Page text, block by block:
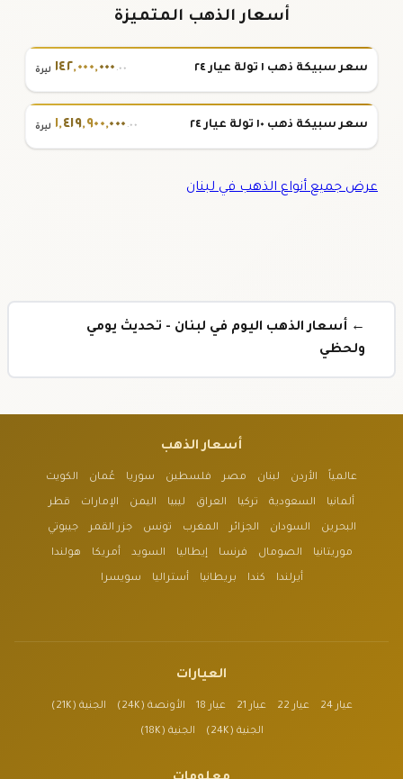
أسعار الذهب المتميزة
سعر سبيكة ذهب ١ تولة عيار ٢٤ ١٤٢,٠٠٠,٠٠٠ .٠٠ ليرة
سعر سبيكة ذهب ١٠ تولة عيار ٢٤ ١,٤١٩,٩٠٠,٠٠٠ .٠٠ ليرة
عرض جميع أنواع الذهب في لبنان
← أسعار الذهب اليوم في لبنان - تحديث يومي
ولحظي
أسعار الذهب
عالمياً الأردن لبنان مصر فلسطين سوريا عُمان الكويت
ألمانيا السعودية تركيا العراق ليبيا اليمن الإمارات قطر
البحرين السودان الجزائر المغرب تونس جزر القمر جيبوتي
موريتانيا الصومال فرنسا إيطاليا السويد أمريكا هولندا
أيرلندا كندا بريطانيا أستراليا سويسرا
العيارات
عيار 24 عيار 22 عيار 21 عيار 18 الأونصة (24K) الجنية (21K)
الجنية (24K) الجنية (18K)